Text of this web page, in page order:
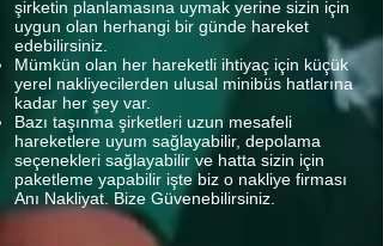
şirketin planlamasına uymak yerine sizin için
uygun olan herhangi bir günde hareket
edebilirsiniz.
Mümkün olan her hareketli ihtiyaç için küçük
yerel nakliyecilerden ulusal minibüs hatlarına
kadar her şey var.
Bazı taşınma şirketleri uzun mesafeli
hareketlere uyum sağlayabilir, depolama
seçenekleri sağlayabilir ve hatta sizin için
paketleme yapabilir işte biz o nakliye firması
Anı Nakliyat. Bize Güvenebilirsiniz.